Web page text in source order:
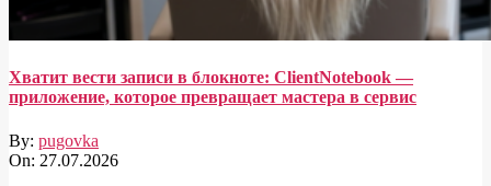
Хватит вести записи в блокноте: ClientNotebook —
приложение, которое превращает мастера в сервис
By: pugovka
On: 27.07.2026